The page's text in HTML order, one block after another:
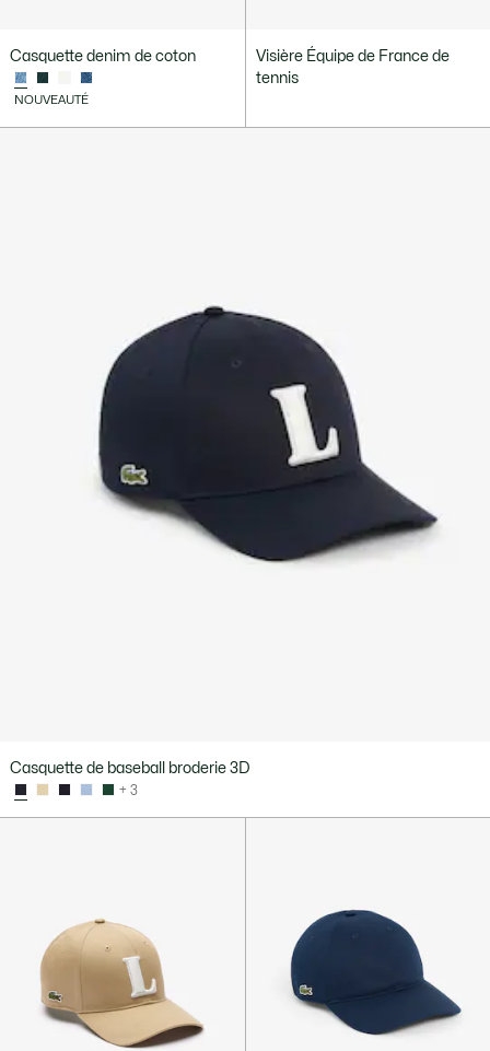
Casquette denim de coton
NOUVEAUTÉ
Visière Équipe de France de
tennis
Casquette de baseball broderie 3D
+ 3